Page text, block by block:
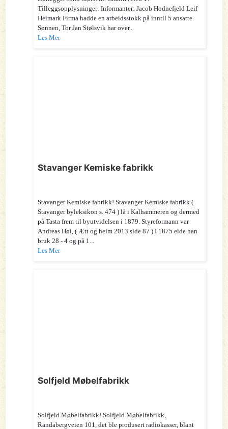
Tilleggsopplysninger: Informanter: Jacob Hodnefjeld Leif
Heimark Firma hadde en arbeidsstokk på inntil 5 ansatte.
Sønnen, Tor Jan Stølsvik har over...
Les Mer
Stavanger Kemiske fabrikk
Stavanger Kemiske fabrikk! Stavanger Kemiske fabrikk (
Stavanger byleksikon s. 474 ) lå i Kalhammeren og dermed
på Tasta frem til byutvidelsen i 1879. Styreformann var
Andreas Høi, ( Ætt og heim 2013 side 87 ) I 1875 eide han
bruk 28 - 4 og på 1...
Les Mer
Solfjeld Møbelfabrikk
Solfjeld Møbelfabrikk! Solfjeld Møbelfabrikk,
Randabergveien 101, det ble produsert radiokasser, blant